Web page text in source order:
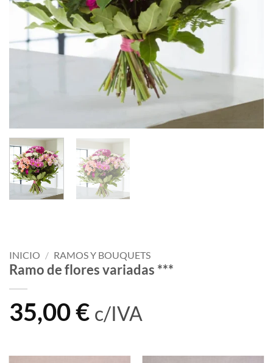
INICIO / RAMOS Y BOUQUETS
Ramo de flores variadas ***
35,00€ c/IVA